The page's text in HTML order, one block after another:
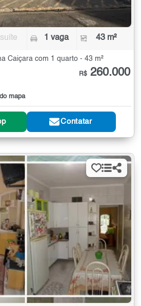
1 vaga 43 m²
Caiçara com 1 quarto - 43 m²
mapa
R$ 260.000
Contatar